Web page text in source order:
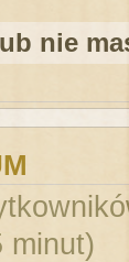
nie
minut)